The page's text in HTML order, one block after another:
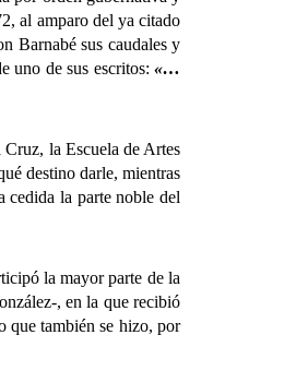
al amparo del ya citado
Barnabé sus caudales y
uno de sus escritos: «…
la Escuela de Artes
destino darle, mientras
cedida la parte noble del
la mayor parte de la
, en la que recibió
que también se hizo, por